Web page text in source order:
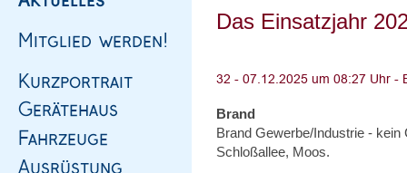
Das Einsatzjahr
Brand
Brand Gewerbe/Industrie - kein
Schloßallee, Moos.